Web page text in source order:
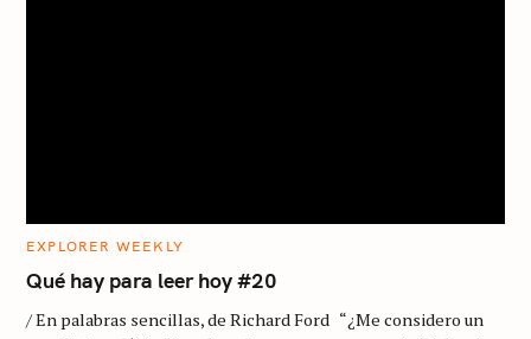
C
T
E
O
EXPLORER WEEKLY
Qué hay para leer hoy #20
/ En palabras sencillas, de Richard Ford “¿Me considero un
c
h
f